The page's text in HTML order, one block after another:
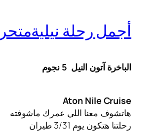
أجمل رحلة
الباخرة آتون النيل
Aton Nile Cruise
هاتشوف معنا اللي عمرك ماشوفته
رحلتنا هتكون يوم 3/31 طيران